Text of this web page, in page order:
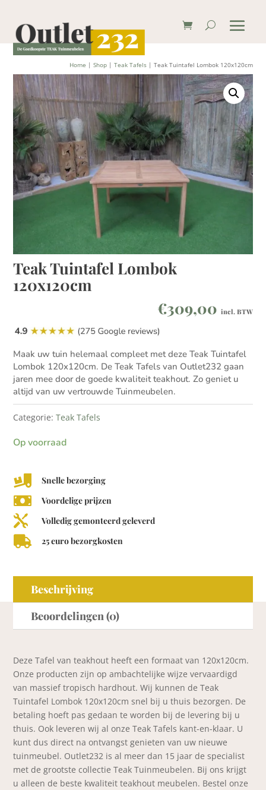
Home | Shop| Teak Tafels| Teak Tuintafel Lombok 120x120cm
Teak Tuintafel Lombok
120x120cm
€309,00 incl. BTW
Maak uw tuin helemaal compleet met deze Teak Tuintafel
Lombok 120x120cm. De Teak Tafels van Outlet232 gaan
jaren mee door de goede kwaliteit teakhout. Zo geniet u
altijd van uw vertrouwde Tuinmeubelen.
Categorie:Teak Tafels
Op voorraad
 Snelle bezorging
 Voordelige prijzen
 Volledig gemonteerd geleverd
 25 euro bezorgkosten
Beschrijving
Beoordelingen (0)
Deze Tafel van teakhout heeft een formaat van 120x120cm.
Onze producten zijn op ambachtelijke wijze vervaardigd
van massief tropisch hardhout. Wij kunnen de Teak
Tuintafel Lombok 120x120cm snel bij u thuis bezorgen. De
betaling hoeft pas gedaan te worden bij de levering bij u
thuis. Ook leveren wij al onze Teak Tafels kant-en-klaar. U
kunt dus direct na ontvangst genieten van uw nieuwe
tuinmeubel. Outlet232 is al meer dan 15 jaar de specialist
met de grootste collectie Teak Tuinmeubelen. Bij ons krijgt
u alleen de beste kwaliteit teakhout meubelen. Bestel onze